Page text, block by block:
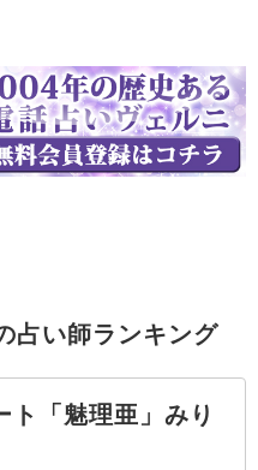
占い師ランキング
ト「魅理亜」みり